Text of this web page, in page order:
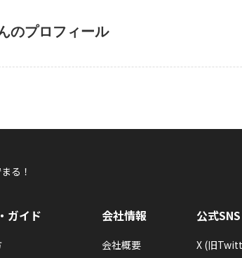
のプロフィール
る！
ガイド 会社情報
会社概要
公式SNS
X (旧